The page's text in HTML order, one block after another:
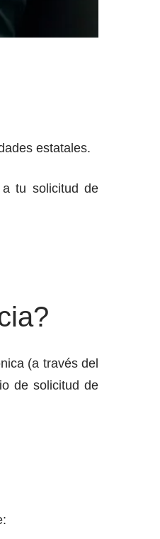
estatales.
tu solicitud de
(a través del
de solicitud de